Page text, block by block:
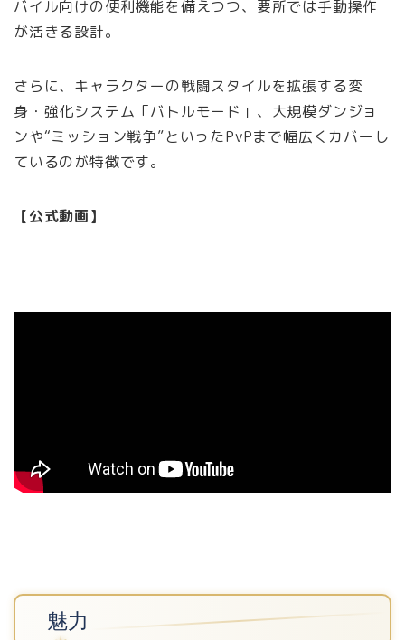
バイル向けの便利機能を備えつつ、要所では手動操作
が活きる設計。
さらに、キャラクターの戦闘スタイルを拡張する変
身・強化システム「バトルモード」、大規模ダンジョ
ンや“ミッション戦争”といったPvPまで幅広くカバーし
ているのが特徴です。
【公式動画】
魅力